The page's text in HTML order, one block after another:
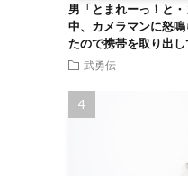
男「とまれーっ！と
中、カメラマンに怒
たので携帯を取り出
武勇伝